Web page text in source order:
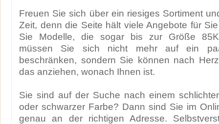
Freuen Sie sich über ein riesiges Sortiment
Zeit, denn die Seite hält viele Angebote für
Sie Modelle, die sogar bis zur Größe
müssen Sie sich nicht mehr auf ein
beschränken, sondern Sie können nach
das anziehen, wonach Ihnen ist.
Sie sind auf der Suche nach einem
oder schwarzer Farbe? Dann sind Sie im
genau an der richtigen Adresse.